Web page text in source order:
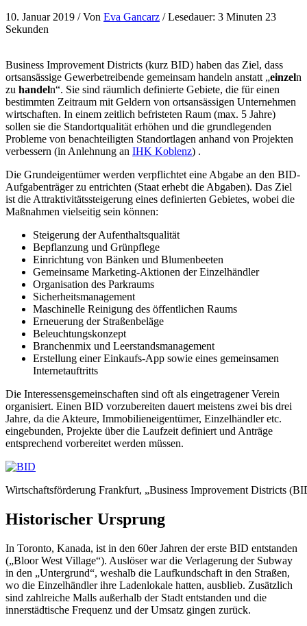
10. Januar 2019 / Von Eva Gancarz / Lesedauer: 3 Minuten 23
Sekunden
Business Improvement Districts (kurz BID) haben das Ziel, dass
ortsansässige Gewerbetreibende gemeinsam handeln anstatt „einzeln
zu handeln“. Sie sind räumlich definierte Gebiete, die für einen
bestimmten Zeitraum mit Geldern von ortsansässigen Unternehmen
wirtschaften. In einem zeitlich befristeten Raum (max. 5 Jahre)
sollen sie die Standortqualität erhöhen und die grundlegenden
Probleme von benachteiligten Standortlagen anhand von Projekten
verbessern (in Anlehnung an IHK Koblenz) .
Die Grundeigentümer werden verpflichtet eine Abgabe an den BID-
Aufgabenträger zu entrichten (Staat erhebt die Abgaben). Das Ziel
ist die Attraktivitätssteigerung eines definierten Gebietes, wobei die
Maßnahmen vielseitig sein können:
Steigerung der Aufenthaltsqualität
Bepflanzung und Grünpflege
Einrichtung von Bänken und Blumenbeeten
Gemeinsame Marketing-Aktionen der Einzelhändler
Organisation des Parkraums
Sicherheitsmanagement
Maschinelle Reinigung des öffentlichen Raums
Erneuerung der Straßenbeläge
Beleuchtungskonzept
Branchenmix und Leerstandsmanagement
Erstellung einer Einkaufs-App sowie eines gemeinsamen
Internetauftritts
Die Interessensgemeinschaften sind oft als eingetragener Verein
organisiert. Einen BID vorzubereiten dauert meistens zwei bis drei
Jahre, da die Akteure, Immobilieneigentümer, Einzelhändler etc.
eingebunden, Projekte über die Laufzeit definiert und Anträge
entsprechend vorbereitet werden müssen.
Wirtschaftsförderung Frankfurt, „Business Improvement Districts
Historischer Ursprung
In Toronto, Kanada, ist in den 60er Jahren der erste BID entstanden
(„Bloor West Village“). Auslöser war die Verlagerung der Subway
in den „Untergrund“, weshalb die Laufkundschaft in den Straßen,
wo die Einzelhändler ihre Ladenlokale hatten, ausblieb. Zusätzlich
sind zahlreiche Malls außerhalb der Stadt entstanden und die
innerstädtische Frequenz und der Umsatz gingen zurück.